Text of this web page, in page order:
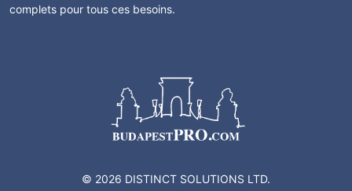
complets pour tous ces besoins.
© 2026 DISTINCT SOLUTIONS LTD.